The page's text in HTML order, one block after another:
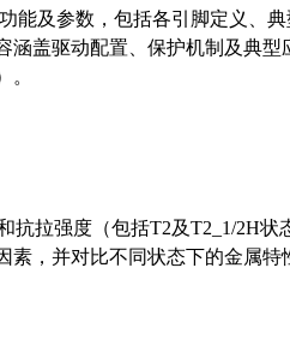
能及参数，包括各引脚定义、
涵盖驱动配置、保护机制及典
。
拉强度（包括T2及T2_1/2H状
，并对比不同状态下的金属特